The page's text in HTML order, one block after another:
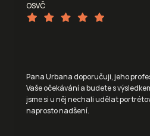
OSVČ
Pana Urbana doporučuji, jeho
Vaše očekávání a budete s
jsme si u něj nechali udělat
naprosto nadšení.